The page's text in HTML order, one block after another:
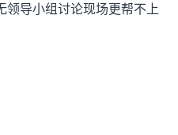
领导小组讨论现场更帮不上